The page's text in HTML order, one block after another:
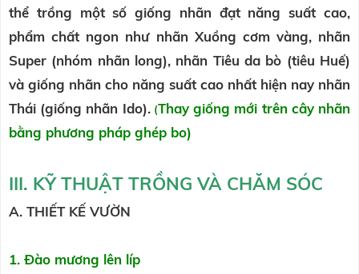
thể trồng một số giống nhãn đạt năng suất cao,
phẩm chất ngon như nhãn Xuồng cơm vàng, nhãn
Super (nhóm nhãn long), nhãn Tiêu da bò (tiêu Huế)
và giống nhãn cho năng suất cao nhất hiện nay nhãn
Thái (giống nhãn Ido).(Thay giống mới trên cây nhãn
bằng phương pháp ghép bo)
III. KỸ THUẬT TRỒNG VÀ CHĂM SÓC
A. THIẾT KẾ VƯỜN
1. Đào mương lên líp